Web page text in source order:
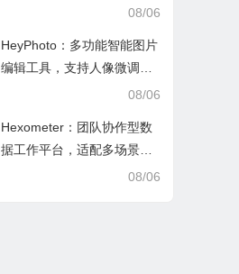
文审阅与日常学业研究工作
08/06
HeyPhoto：多功能智能图片
编辑工具，支持人像微调、
艺术创作与日常隐私防护08/06
Hexometer：团队协作型数
据工作平台，适配多场景数
据分析、高效办公与企业安
08/06